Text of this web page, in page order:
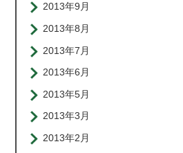
2013年9月
2013年8月
2013年7月
2013年6月
2013年5月
2013年3月
2013年2月